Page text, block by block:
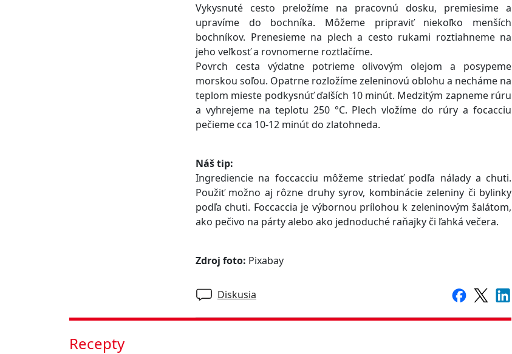
Vykysnuté cesto preložíme na pracovnú dosku, premiesime a
upravíme do bochníka. Môžeme pripraviť niekoľko menších
bochníkov. Prenesieme na plech a cesto rukami roztiahneme na
jeho veľkosť a rovnomerne roztlačíme.
Povrch cesta výdatne potrieme olivovým olejom a posypeme
morskou soľou. Opatrne rozložíme zeleninovú oblohu a necháme na
teplom mieste podkysnúť ďalších 10 minút. Medzitým zapneme rúru
a vyhrejeme na teplotu 250 °C. Plech vložíme do rúry a focacciu
pečieme cca 10-12 minút do zlatohneda.
Náš tip:
Ingrediencie na foccacciu môžeme striedať podľa nálady a chuti.
Použiť možno aj rôzne druhy syrov, kombinácie zeleniny či bylinky
podľa chuti. Foccaccia je výbornou prílohou k zeleninovým šalátom,
ako pečivo na párty alebo ako jednoduché raňajky či ľahká večera.
Zdroj foto: Pixabay
Diskusia
Recepty